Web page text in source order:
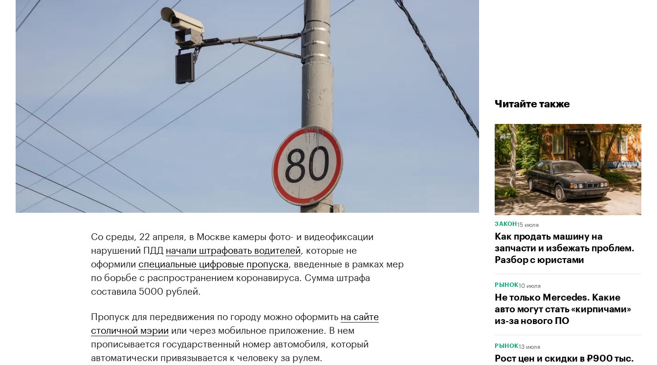
Читайте также
ЗАКОН 15 июля
Как продать машину на
запчасти и избежать проблем.
Разбор с юристами
РЫНОК10 июля
Не только Mercedes. Какие
авто могут стать «кирпичами»
из-за нового ПО
РЫНОК13 июля
Рост цен и скидки в ₽900 тыс.
Со среды, 22 апреля, в Москве камеры фото- и видеофиксации
нарушений ПДД начали штрафовать водителей, которые не
оформили специальные цифровые пропуска, введенные в рамках мер
по борьбе с распространением коронавируса. Сумма штрафа
составила 5000 рублей.
Пропуск для передвижения по городу можно оформить на сайте
столичной мэрии или через мобильное приложение. В нем
прописывается государственный номер автомобиля, который
автоматически привязывается к человеку за рулем.